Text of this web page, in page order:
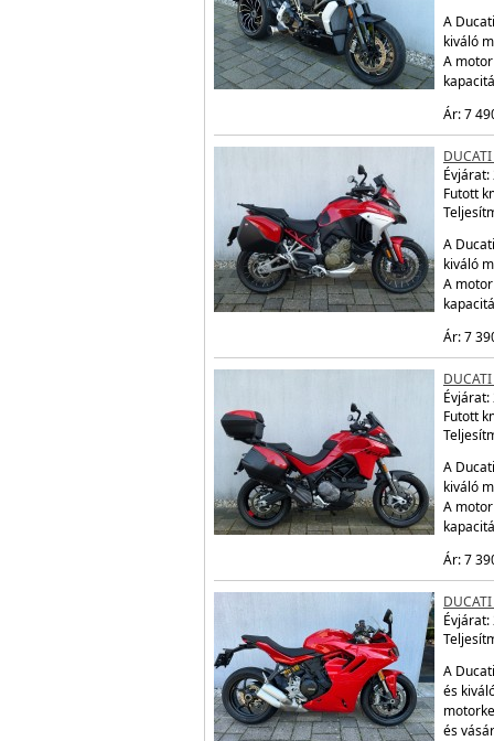
A
kiváló
A
Ár: 7
Évjárat:
Futott
A
kiváló
A
Ár: 7
Évjárat:
Futott
A
kiváló
A
Ár: 7
DUCATI
Évjárat:
A
és
és